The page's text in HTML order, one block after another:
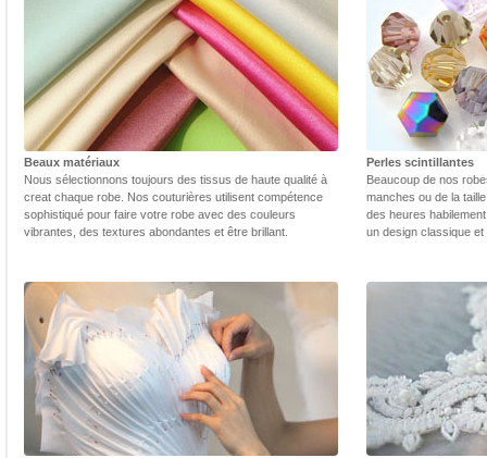
Beaux matériaux
Nous sélectionnons toujours des tissus de haute qualité à
creat chaque robe. Nos couturières utilisent compétence
sophistiqué pour faire votre robe avec des couleurs
vibrantes, des textures abondantes et être brillant.
Perles scintillantes
Beaucoup de nos
manches ou de la
des heures
un design classique